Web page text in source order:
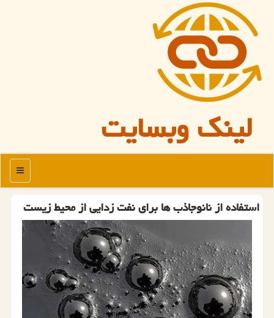
لینک وبسایت
منو
استفاده از نانوجاذب ها برای نفت زدایی از محیط زیست